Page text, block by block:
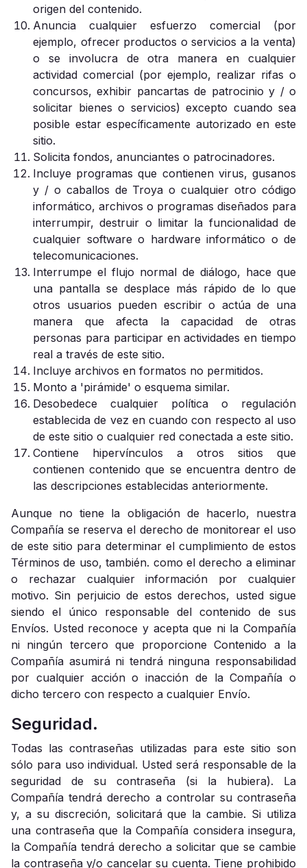
origen del contenido.
Anuncia cualquier esfuerzo comercial (por
ejemplo, ofrecer productos o servicios a la venta)
o se involucra de otra manera en cualquier
actividad comercial (por ejemplo, realizar rifas o
concursos, exhibir pancartas de patrocinio y / o
solicitar bienes o servicios) excepto cuando sea
posible estar específicamente autorizado en este
sitio.
Solicita fondos, anunciantes o patrocinadores.
Incluye programas que contienen virus, gusanos
y / o caballos de Troya o cualquier otro código
informático, archivos o programas diseñados para
interrumpir, destruir o limitar la funcionalidad de
cualquier software o hardware informático o de
telecomunicaciones.
Interrumpe el flujo normal de diálogo, hace que
una pantalla se desplace más rápido de lo que
otros usuarios pueden escribir o actúa de una
manera que afecta la capacidad de otras
personas para participar en actividades en tiempo
real a través de este sitio.
Incluye archivos en formatos no permitidos.
Monto a 'pirámide' o esquema similar.
Desobedece cualquier política o regulación
establecida de vez en cuando con respecto al uso
de este sitio o cualquier red conectada a este sitio.
Contiene hipervínculos a otros sitios que
contienen contenido que se encuentra dentro de
las descripciones establecidas anteriormente.
Aunque no tiene la obligación de hacerlo, nuestra
Compañía se reserva el derecho de monitorear el uso
de este sitio para determinar el cumplimiento de estos
Términos de uso, también. como el derecho a eliminar
o rechazar cualquier información por cualquier
motivo. Sin perjuicio de estos derechos, usted sigue
siendo el único responsable del contenido de sus
Envíos. Usted reconoce y acepta que ni la Compañía
ni ningún tercero que proporcione Contenido a la
Compañía asumirá ni tendrá ninguna responsabilidad
por cualquier acción o inacción de la Compañía o
dicho tercero con respecto a cualquier Envío.
Seguridad.
Todas las contraseñas utilizadas para este sitio son
sólo para uso individual. Usted será responsable de la
seguridad de su contraseña (si la hubiera). La
Compañía tendrá derecho a controlar su contraseña
y, a su discreción, solicitará que la cambie. Si utiliza
una contraseña que la Compañía considera insegura,
la Compañía tendrá derecho a solicitar que se cambie
la contraseña y/o cancelar su cuenta. Tiene prohibido